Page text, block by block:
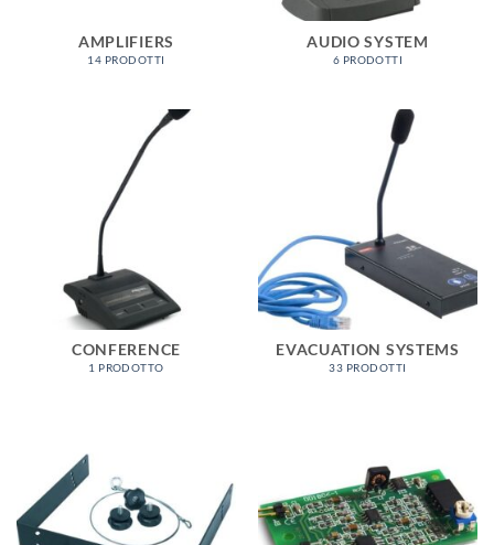
AMPLIFIERS
14 PRODOTTI
AUDIO SYSTEM
6 PRODOTTI
CONFERENCE
1 PRODOTTO
EVACUATION SYSTEMS
33 PRODOTTI